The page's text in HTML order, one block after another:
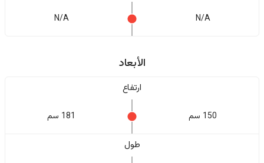
N/A
N/A
الأبعاد
ارتفاع
150 سم 181 سم
طول